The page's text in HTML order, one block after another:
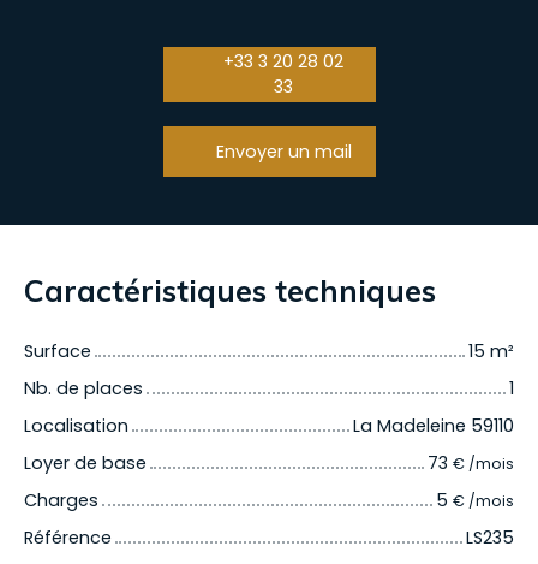
+33 3 20 28 02
33
Envoyer un mail
Caractéristiques techniques
Surface 15 m²
Nb. de places
1
Localisation
La Madeleine 59110
Loyer de base
73 € /mois
Charges 5 € /mois
Référence LS235